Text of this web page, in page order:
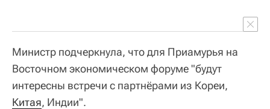
Министр подчеркнула, что для Приамурья на
Восточном экономическом форуме "будут
интересны встречи с партнёрами из Кореи,
Китая, Индии".